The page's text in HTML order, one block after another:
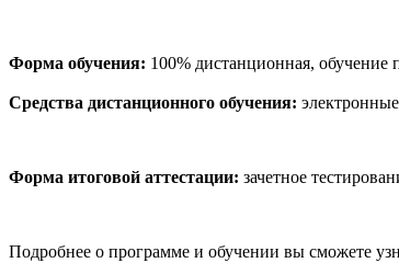
Форма обучения: 100% дистанционная, обучение
Средства дистанционного обучения:
Форма итоговой аттестации: зачетное
Подробнее о программе и обучении вы сможете